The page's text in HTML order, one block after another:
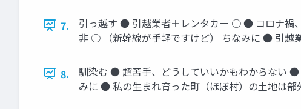
7.
引っ越す ● 引越業者＋レンタカー ○ ● コロナ禍
非 ○ （新幹線が手軽ですけど） ちなみに ● 引越
8.
馴染む ● 超苦手、どうしていいかもわからない
みに ● 私の生まれ育った町（ほぼ村）の土地は部